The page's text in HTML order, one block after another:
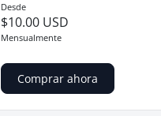
Desde
$10.00 USD
Mensualmente
Comprar ahora